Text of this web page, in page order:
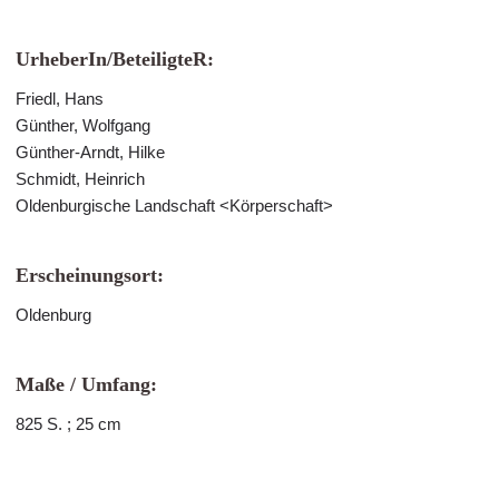
UrheberIn/BeteiligteR:
Friedl, Hans
Günther, Wolfgang
Günther-Arndt, Hilke
Schmidt, Heinrich
Oldenburgische Landschaft <Körperschaft>
Erscheinungsort:
Oldenburg
Maße / Umfang:
825 S. ; 25 cm